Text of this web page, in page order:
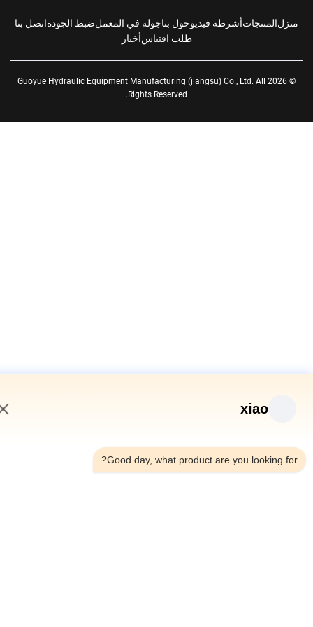
المنتجاتأشرطة فيديو حول بناجولة في المعملضبط الجودةاتصل بنا
طلب اقتباسأخبار
© 2026 Guoyue Hydraulic Equipment Manufacturing (jiangsu) Co., Ltd. All
Rights Reserved.
xiao
Good day, what product are you looking